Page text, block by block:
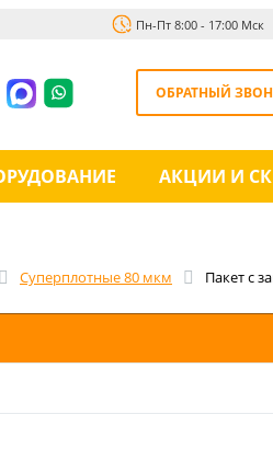
Пн-Пт 8:00 - 17:00 Мск
ОБРАТНЫЙ
АКЦИИ И
Суперплотные 80 мкм Пакет с